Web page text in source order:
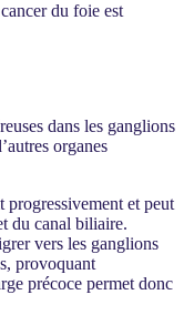
du foie est
dans les ganglions
organes
progressivement et peut
du canal biliaire.
vers les ganglions
provoquant
précoce permet donc